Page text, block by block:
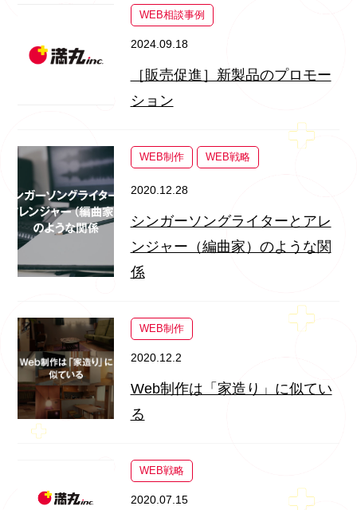
WEB相談事例
2024.09.18
［販売促進］新製品のプロモー
ション
WEB制作 WEB戦略
2020.12.28
シンガーソングライターとアレ
ンジャー（編曲家）のような関
係
WEB制作
2020.12.2
Web制作は「家造り」に似てい
る
WEB戦略
2020.07.15